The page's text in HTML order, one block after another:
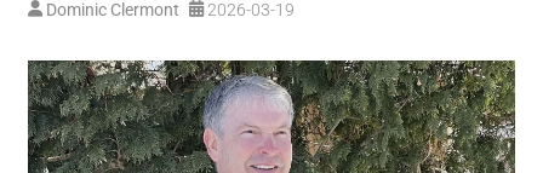
Dominic Clermont 2026-03-19